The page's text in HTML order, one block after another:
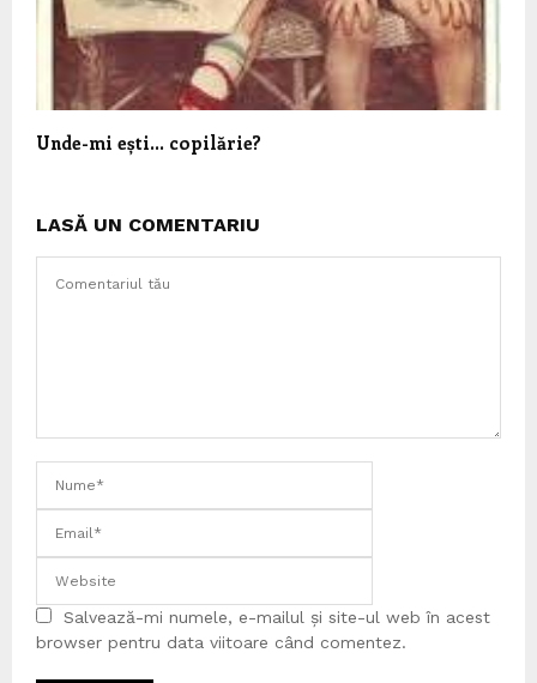
Unde-mi ești… copilărie?
LASĂ UN COMENTARIU
Salvează-mi numele, e-mailul și site-ul web în acest
browser pentru data viitoare când comentez.